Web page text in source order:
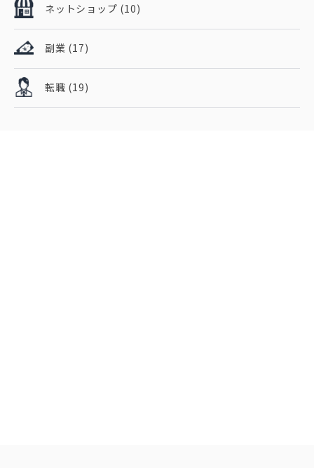
ネットショップ (10)
副業 (17)
転職 (19)